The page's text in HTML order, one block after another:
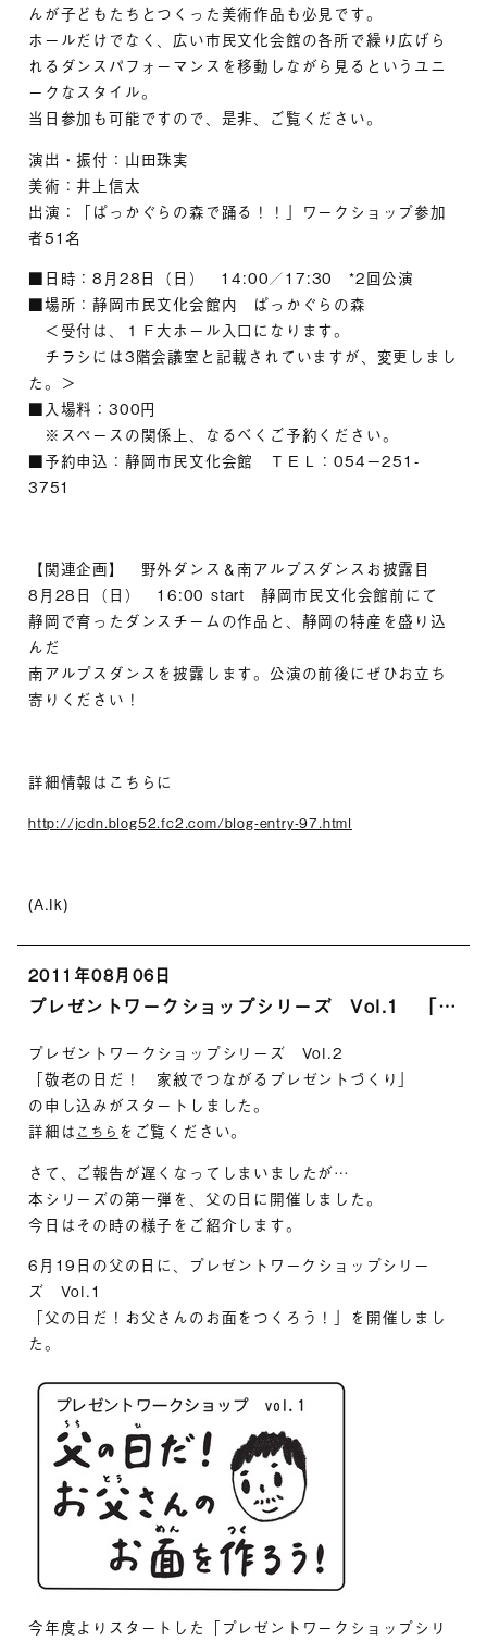
んが子どもたちとつくった美術作品も必見です。
ホールだけでなく、広い市民文化会館の各所で繰り広げら
れるダンスパフォーマンスを移動しながら見るというユニ
ークなスタイル。
当日参加も可能ですので、是非、ご覧ください。
演出・振付：山田珠実
美術：井上信太
出演：「ぱっかぐらの森で踊る！！」ワークショップ参加
者51名
■日時：8月28日（日） 14:00／17:30 *2回公演
■場所：静岡市民文化会館内 ぱっかぐらの森
＜受付は、１Ｆ大ホール入口になります。
チラシには3階会議室と記載されていますが、変更しまし
た。＞
■入場料：300円
※スペースの関係上、なるべくご予約ください。
■予約申込：静岡市民文化会館 ＴＥＬ：054－251-
3751
【関連企画】 野外ダンス＆南アルプスダンスお披露目
8月28日（日） 16:00 start 静岡市民文化会館前にて
静岡で育ったダンスチームの作品と、静岡の特産を盛り込
んだ
南アルプスダンスを披露します。公演の前後にぜひお立ち
寄りください！
詳細情報はこちらに
http://jcdn.blog52.fc2.com/blog-entry-97.html
(A.Ik)
2011年08月06日
プレゼントワークショップシリーズ Vol.1 「父の日だ！お父さんのお面をつくろう！」を開催しました。
プレゼントワークショップシリーズ Vol.2
「敬老の日だ！ 家紋でつながるプレゼントづくり」
の申し込みがスタートしました。
詳細は こちら をご覧ください。
さて、ご報告が遅くなってしまいましたが…
本シリーズの第一弾を、父の日に開催しました。
今日はその時の様子をご紹介します。
6月19日の父の日に、プレゼントワークショップシリー
ズ Vol.1
「父の日だ！お父さんのお面をつくろう！」を開催しまし
た。
今年度よりスタートした「プレゼントワークショップシリ